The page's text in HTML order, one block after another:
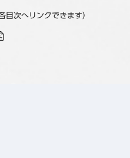
目次へリンクできます）